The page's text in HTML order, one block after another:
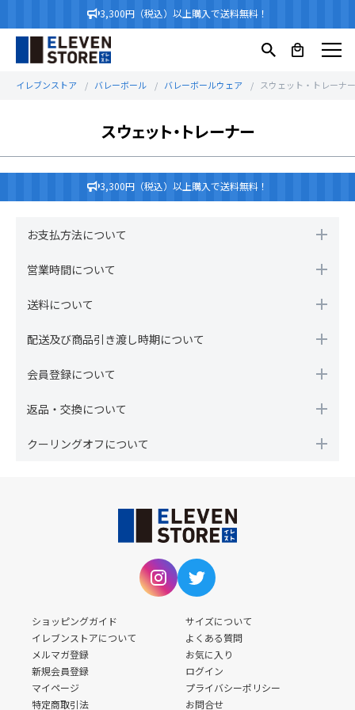
3,300円（税込）以上購入で送料無料！
イレブンストア バレーボール バレーボールウェア スウェット・トレーナー
スウェット・トレーナー
3,300円（税込）以上購入で送料無料！
お支払方法について
営業時間について
送料について
配送及び商品引き渡し時期について
会員登録について
返品・交換について
クーリングオフについて
ショッピングガイド
サイズについて
イレブンストアについて
よくある質問
メルマガ登録
お気に入り
新規会員登録
ログイン
マイページ
プライバシーポリシー
特定商取引法
お問合せ